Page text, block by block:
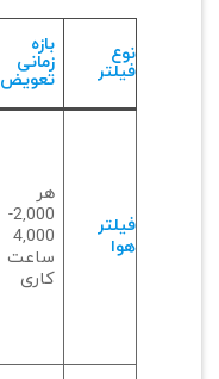
نوع
فیلتر
بازه
زمانی
تعویض
فیلتر
هوا
هر
2,000-
4,000
ساعت
کاری